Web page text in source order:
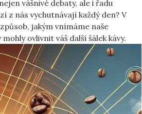
vášnivé debaty, ale i řadu
z nás vychutnávají každý den? V
jakým vnímáme naše
ovlivnit váš další šálek kávy.